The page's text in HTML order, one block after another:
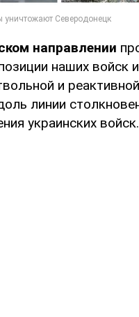
направлении
наших войск
и реактивной
линии
украинских войск.